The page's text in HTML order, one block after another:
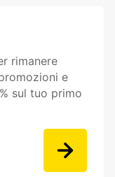
rimanere
e
sul tuo primo